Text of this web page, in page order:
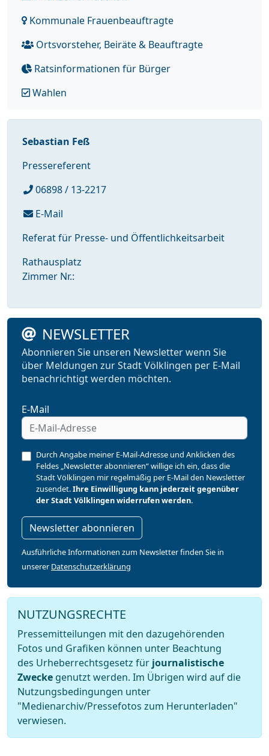
Kommunale Frauenbeauftragte
Ortsvorsteher, Beiräte & Beauftragte
Ratsinformationen für Bürger
Wahlen
Sebastian Feß
Pressereferent
06898 / 13-2217
E-Mail
Referat für Presse- und Öffentlichkeitsarbeit
Rathausplatz
Zimmer Nr.:
NEWSLETTER
Abonnieren Sie unseren Newsletter wenn Sie
über Meldungen zur Stadt Völklingen per E-Mail
benachrichtigt werden möchten.
E-Mail
Durch Angabe meiner E-Mail-Adresse und Anklicken des
Feldes „Newsletter abonnieren“ willige ich ein, dass die
Stadt Völklingen mir regelmäßig per E-Mail den Newsletter
zusendet.Ihre Einwilligung kann jederzeit gegenüber
der Stadt Völklingen widerrufen werden.
Newsletter abonnieren
Ausführliche Informationen zum Newsletter finden Sie in
unserer Datenschutzerklärung
NUTZUNGSRECHTE
Pressemitteilungen mit den dazugehörenden
Fotos und Grafiken können unter Beachtung
des Urheberrechtsgesetz für journalistische
Zwecke genutzt werden. Im Übrigen wird auf die
Nutzungsbedingungen unter
"Medienarchiv/Pressefotos zum Herunterladen"
verwiesen.